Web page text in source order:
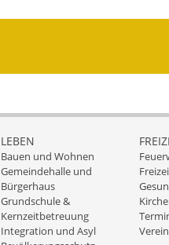
LEBEN
Bauen und Wohnen
Gemeindehalle und
Bürgerhaus
Grundschule &
Kernzeitbetreuung
Integration und Asyl